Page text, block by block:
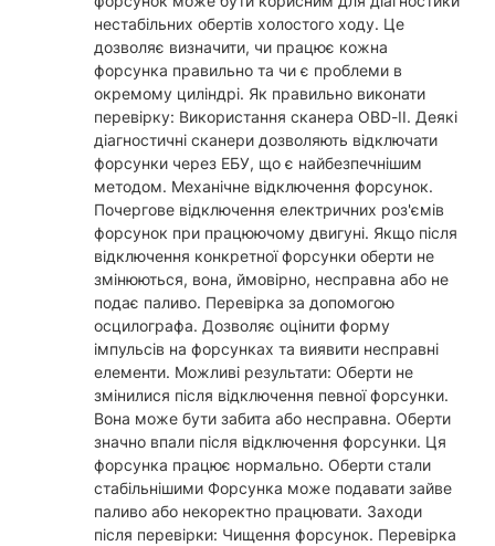
нестабільних обертів холостого ходу. Це
дозволяє визначити, чи працює кожна
форсунка правильно та чи є проблеми в
окремому циліндрі. Як правильно виконати
перевірку: Використання сканера OBD-II. Деякі
діагностичні сканери дозволяють відключати
форсунки через ЕБУ, що є найбезпечнішим
методом. Механічне відключення форсунок.
Почергове відключення електричних роз'ємів
форсунок при працюючому двигуні. Якщо після
відключення конкретної форсунки оберти не
змінюються, вона, ймовірно, несправна або не
подає паливо. Перевірка за допомогою
осцилографа. Дозволяє оцінити форму
імпульсів на форсунках та виявити несправні
елементи. Можливі результати: Оберти не
змінилися після відключення певної форсунки.
Вона може бути забита або несправна. Оберти
значно впали після відключення форсунки. Ця
форсунка працює нормально. Оберти стали
стабільнішими Форсунка може подавати зайве
паливо або некоректно працювати. Заходи
після перевірки: Чищення форсунок. Перевірка